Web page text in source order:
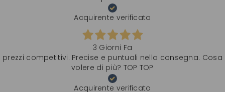
Acquirente verificato
3 Giorni Fa
prezzi competitivi. Precise e puntuali nella consegna. Cosa
volere di più? TOP TOP
Acquirente verificato